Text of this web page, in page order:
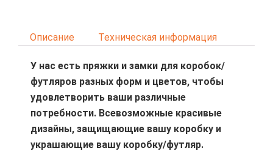
Описание Техническая информация
У нас есть пряжки и замки для коробок/
футляров разных форм и цветов, чтобы
удовлетворить ваши различные
потребности. Всевозможные красивые
дизайны, защищающие вашу коробку и
украшающие вашу коробку/футляр.